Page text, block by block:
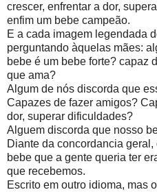
crescer, enfrentar a dor,
enfim um bebe campeão.
E a cada imagem legendada
perguntando àquelas mães:
bebe é um bebe forte? capaz
que ama?
Algum de nós discorda que
Capazes de fazer amigos?
dor, superar dificuldades?
Alguem discorda que nosso
Diante da concordancia
bebe que a gente queria ter
que recebemos.
Escrito em outro idioma, mas